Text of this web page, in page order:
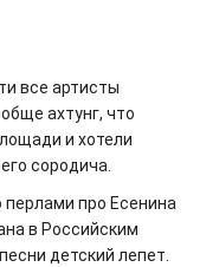
все артисты
ахтунг, что
и хотели
сородича.
про Есенина
в Российским
детский лепет.